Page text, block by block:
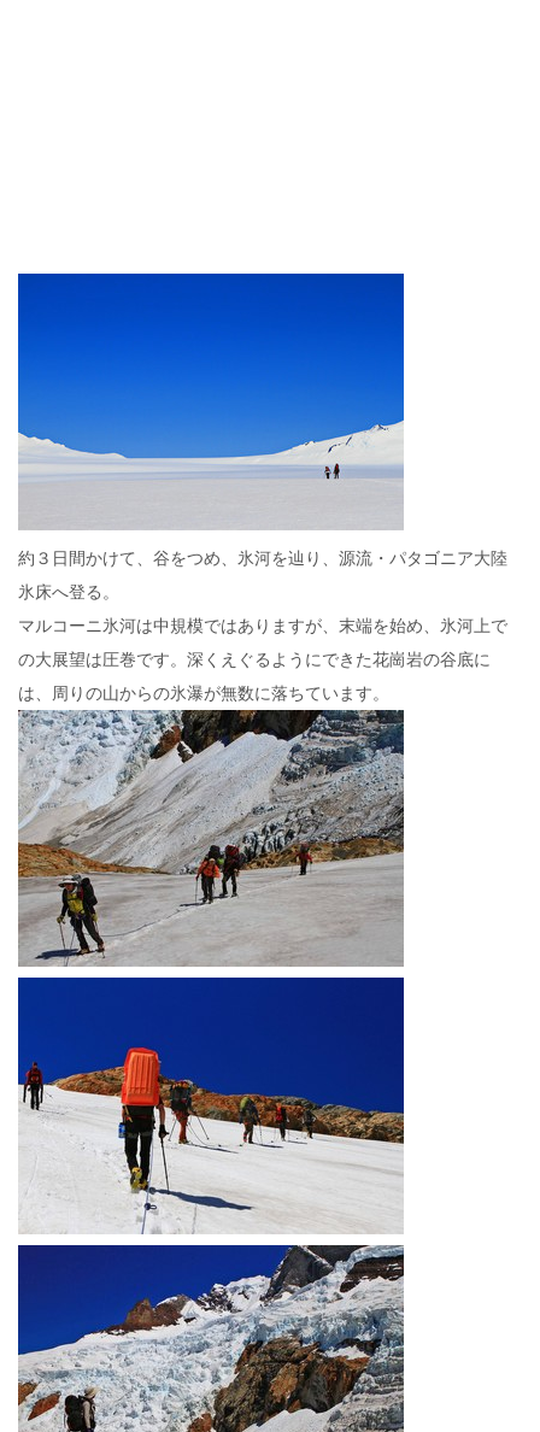
約３日間かけて、谷をつめ、氷河を辿り、源流・パタゴニア大陸
氷床へ登る。
マルコーニ氷河は中規模ではありますが、末端を始め、氷河上で
の大展望は圧巻です。深くえぐるようにできた花崗岩の谷底に
は、周りの山からの氷瀑が無数に落ちています。